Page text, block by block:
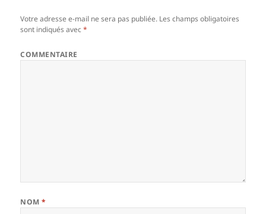
Votre adresse e-mail ne sera pas publiée. Les champs obligatoires
sont indiqués avec*
COMMENTAIRE
NOM*